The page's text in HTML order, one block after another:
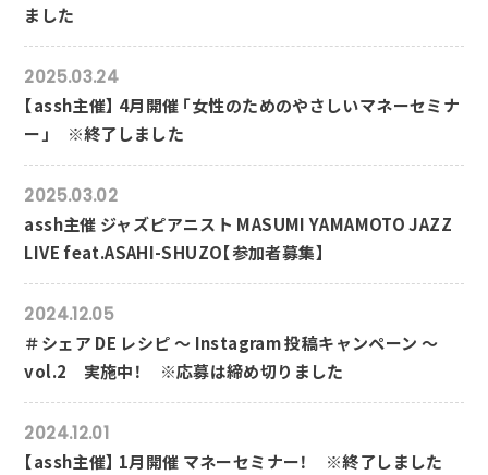
ました
2025.03.24
【assh主催】 4月開催 「女性のためのやさしいマネーセミナ
ー」 ※終了しました
2025.03.02
assh主催 ジャズピアニスト MASUMI YAMAMOTO JAZZ
LIVE feat.ASAHI-SHUZO【参加者募集】
2024.12.05
＃シェア DE レシピ ～ Instagram 投稿キャンペーン ～
vol.2 実施中！ ※応募は締め切りました
2024.12.01
【assh主催】 1月開催 マネーセミナー！ ※終了しました